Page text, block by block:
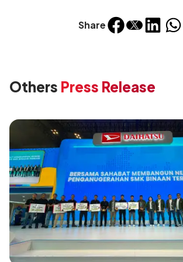
Share
Others Press Release